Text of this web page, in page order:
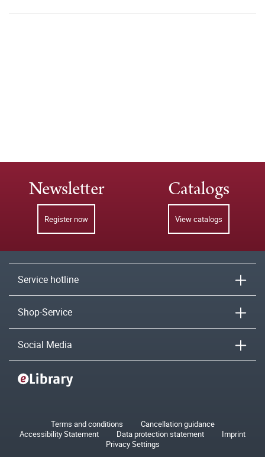
Newsletter
Register now
Catalogs
View catalogs
Service hotline
Shop-Service
Social Media
Terms and conditions
Cancellation guidance
Accessibility Statement
Data protection statement
Imprint
Privacy Settings